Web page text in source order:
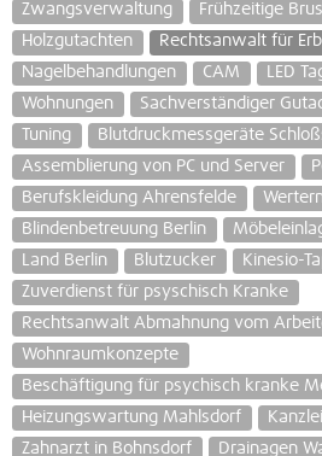
Zwangsverwaltung
Frühzeitige
Holzgutachten
Rechtsanwalt für
Nagelbehandlungen
CAM
LED
Wohnungen
Sachverständiger
Tuning
Blutdruckmessgeräte
Assemblierung von PC und Server
Berufskleidung Ahrensfelde
Blindenbetreuung Berlin
Land Berlin
Blutzucker
Kinesio-
Zuverdienst für psyschisch Kranke
Rechtsanwalt Abmahnung vom
Wohnraumkonzepte
Beschäftigung für psychisch kranke
Heizungswartung Mahlsdorf
Zahnarzt in Bohnsdorf
Drainagen